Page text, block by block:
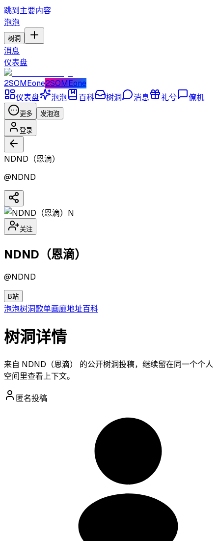
跳到主要内容
泡泡
树洞
消息
仪表盘
2SOMEone2SOMEone
仪表盘
泡泡 百科 树洞 消息 礼兮 僚机
更多 发泡泡
登录
NDND（恩滴）
@NDND
N
关注
NDND（恩滴）
@NDND
B站
泡泡树洞歌单画廊地址百科
树洞详情
来自 NDND（恩滴） 的公开树洞投稿，继续留在同一个个人
空间里查看上下文。
匿名投稿